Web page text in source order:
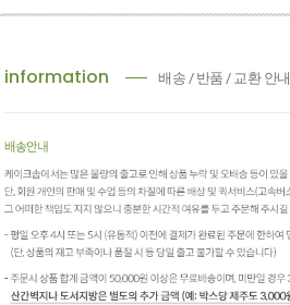
information 배송 / 반품 / 교환 안내